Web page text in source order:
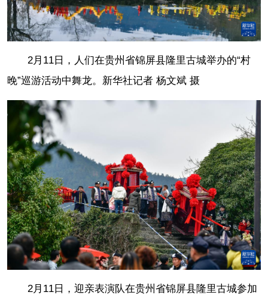
2月11日，人们在贵州省锦屏县隆里古城举办的“村
晚”巡游活动中舞龙。 新华社记者 杨文斌 摄
2月11日，迎亲表演队在贵州省锦屏县隆里古城参加